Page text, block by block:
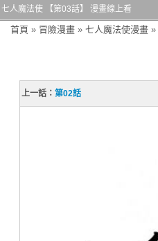
七人魔法使 【第03話】 漫畫線上看
首頁 » 冒險漫畫 » 七人魔法使漫畫 »
上一話：第02話